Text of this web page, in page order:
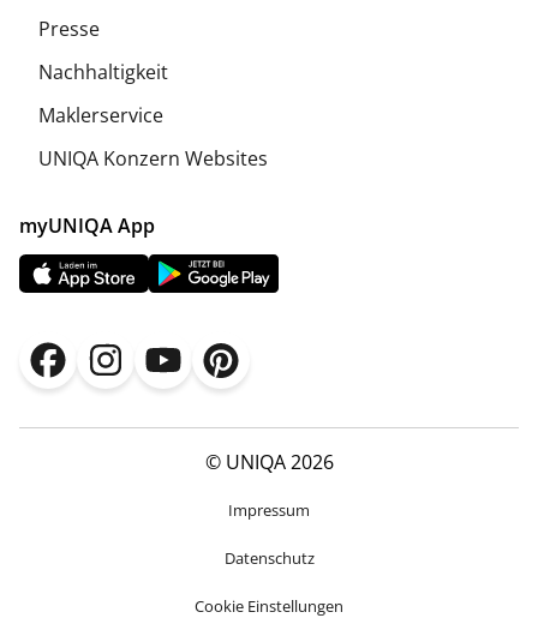
Presse
Nachhaltigkeit
Maklerservice
UNIQA Konzern Websites
myUNIQA App
© UNIQA 2026
Impressum
Datenschutz
Cookie Einstellungen